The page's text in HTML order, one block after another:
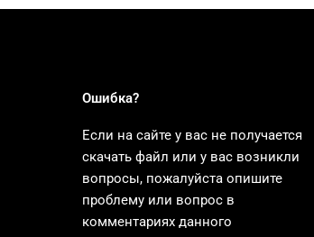
Ошибка?
Если на сайте у вас не получается
скачать файл или у вас возникли
вопросы, пожалуйста опишите
проблему или вопрос в
комментариях данного